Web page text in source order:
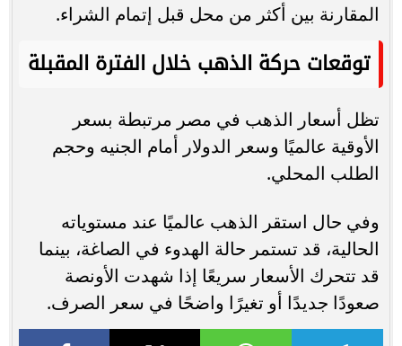
المقارنة بين أكثر من محل قبل إتمام الشراء.
توقعات حركة الذهب خلال الفترة المقبلة
تظل أسعار الذهب في مصر مرتبطة بسعر
الأوقية عالميًا وسعر الدولار أمام الجنيه وحجم
الطلب المحلي.
وفي حال استقر الذهب عالميًا عند مستوياته
الحالية، قد تستمر حالة الهدوء في الصاغة، بينما
قد تتحرك الأسعار سريعًا إذا شهدت الأونصة
صعودًا جديدًا أو تغيرًا واضحًا في سعر الصرف.